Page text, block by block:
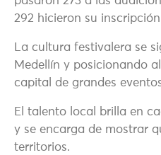
292 hicieron su
La cultura festivalera se
Medellín y posicionando
capital de grandes
El talento local brilla en
y se encarga de mostrar
territorios.